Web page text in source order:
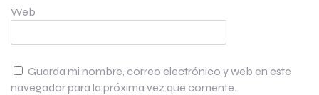
Web
Guarda mi nombre, correo electrónico y web en este
navegador para la próxima vez que comente.